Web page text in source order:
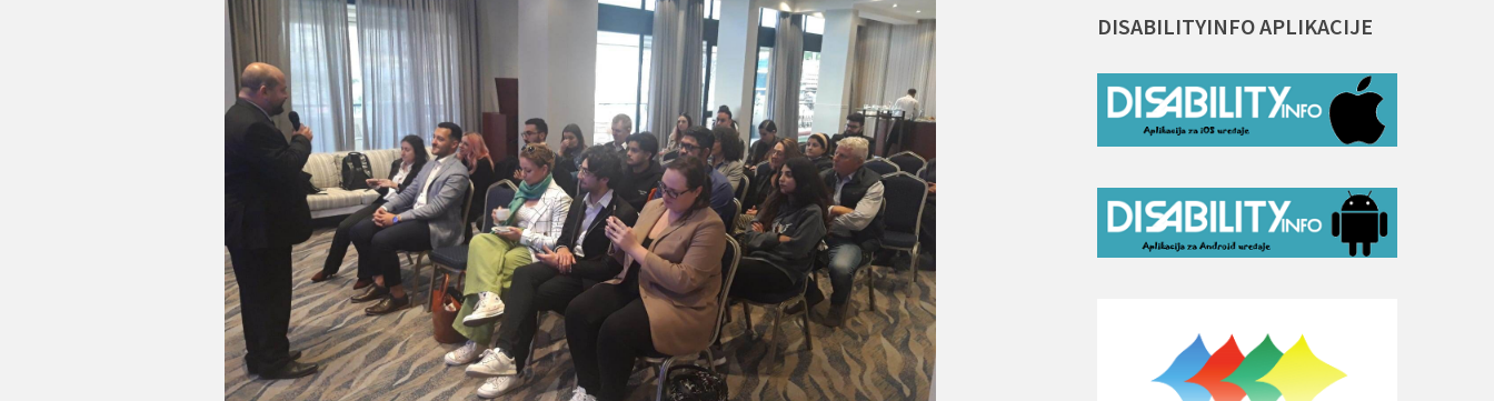
DISABILITYINFOAPLIKACIJE